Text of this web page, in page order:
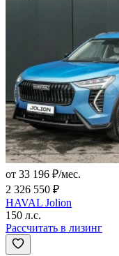
от 33 196 ₽/мес.
2 326 550 ₽
HAVAL Jolion
150 л.с.
Рассчитать в лизинг